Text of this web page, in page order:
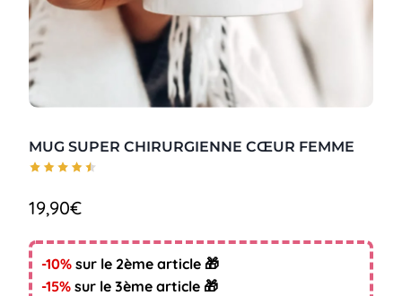
MUG SUPER CHIRURGIENNE CŒUR FEMME
19,90€
-10% sur le 2ème article 🎁
-15% sur le 3ème article 🎁